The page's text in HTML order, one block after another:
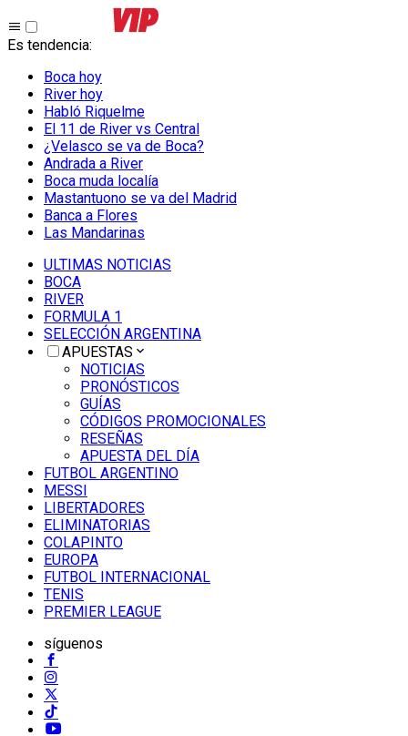
Es tendencia:
Boca hoy
River hoy
Habló Riquelme
El 11 de River vs Central
¿Velasco se va de Boca?
Andrada a River
Boca muda localía
Mastantuono se va del Madrid
Banca a Flores
Las Mandarinas
ULTIMAS NOTICIAS
BOCA
RIVER
FORMULA 1
SELECCIÓN ARGENTINA
APUESTAS
NOTICIAS
PRONÓSTICOS
GUÍAS
CÓDIGOS PROMOCIONALES
RESEÑAS
APUESTA DEL DÍA
FUTBOL ARGENTINO
MESSI
LIBERTADORES
ELIMINATORIAS
COLAPINTO
EUROPA
FUTBOL INTERNACIONAL
TENIS
PREMIER LEAGUE
síguenos